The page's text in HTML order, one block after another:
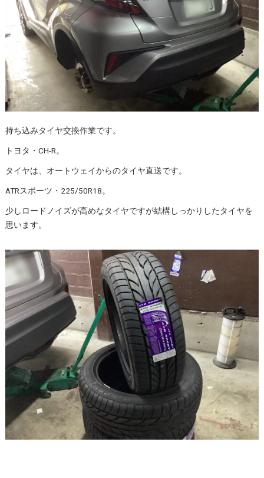
持ち込みタイヤ交換作業です。
トヨタ・CH-R。
タイヤは、オートウェイからのタイヤ直送です。
ATRスポーツ・225/50R18。
少しロードノイズが高めなタイヤですが結構しっかりしたタイヤを
思います。